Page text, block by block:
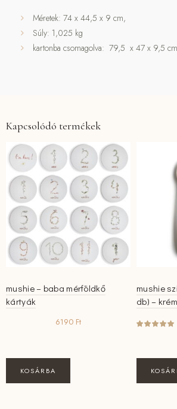
Méretek: 74 x 44,5 x 9 cm,
Súly: 1,025 kg
kartonba csomagolva: 79,5 x 47 x 9,5 cm
Kapcsolódó termékek
mushie – baba mérföldkő
kártyák
6190 Ft
KOSÁRBA
mushie
db) –